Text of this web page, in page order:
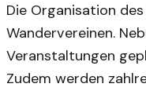
Die Organisation
Wandervereinen.
Veranstaltungen
Zudem werden